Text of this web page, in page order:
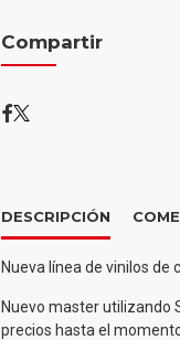
Compartir
DESCRIPCIÓN
Nueva línea de vinilos de
Nuevo master utilizando
precios hasta el